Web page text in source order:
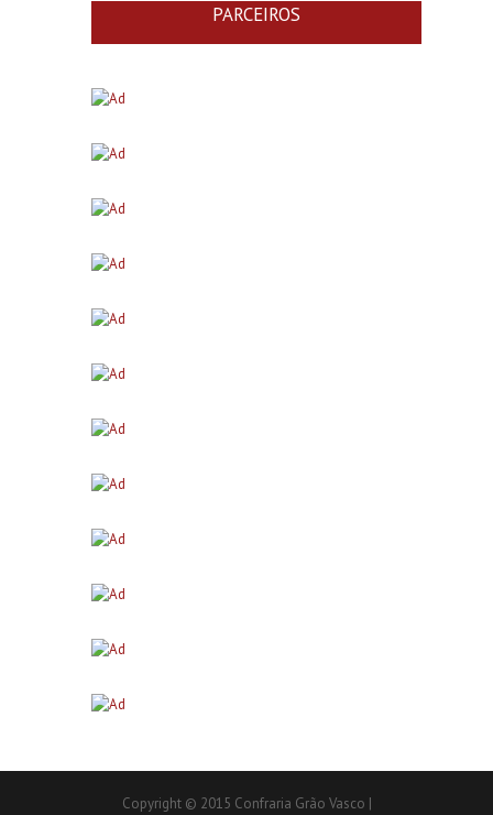
PARCEIROS
Copyright © 2015 Confraria Grão Vasco |